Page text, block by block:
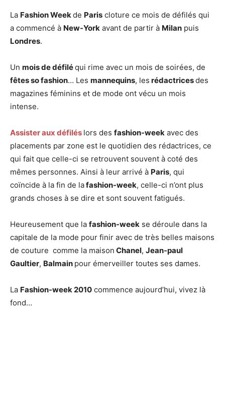
La Fashion Weekde Paris cloture ce mois de défilés qui
a commencé à New-York avant de partir à Milan puis
Londres.
Un mois de défiléqui rime avec un mois de soirées, de
fêtes so fashion… Les mannequins, les rédactricesdes
magazines féminins et de mode ont vécu un mois
intense.
Assister aux défilés lors des fashion-week avec des
placements par zone est le quotidien des rédactrices, ce
qui fait que celle-ci se retrouvent souvent à coté des
mêmes personnes. Ainsi à leur arrivé à Paris, qui
coïncide à la fin de lafashion-week, celle-ci n’ont plus
grands choses à se dire et sont souvent fatigués.
Heureusement que la fashion-week se déroule dans la
capitale de la mode pour finir avec de très belles maisons
de couture comme la maison Chanel, Jean-paul
Gaultier, Balmain pour émerveiller toutes ses dames.
La Fashion-week 2010 commence aujourd’hui, vivez là
fond…